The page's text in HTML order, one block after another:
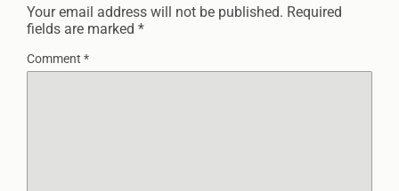
Your email address will not be published. Required
fields are marked *
Comment *